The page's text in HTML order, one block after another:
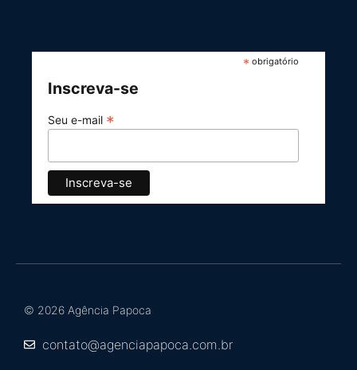
* obrigatório
Inscreva-se
Seu e-mail *
© 2026 Agência Papoca
contato@agenciapapoca.com.br